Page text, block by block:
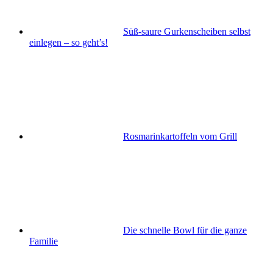
Süß-saure Gurkenscheiben selbst
einlegen – so geht’s!
Rosmarinkartoffeln vom Grill
Die schnelle Bowl für die ganze
Familie